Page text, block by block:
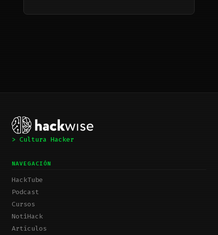
> Cultura Hacker
NAVEGACIÓN
HackTube
Podcast
Cursos
NotiHack
Artículos